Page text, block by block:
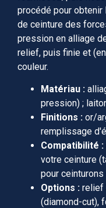
procédé pour obtenir
de ceinture des
pression en alliage
relief, puis finie et
couleur.
Matériau :
pression) ;
Finitions : or/
remplissage
Compatibilité :
votre ceinture
pour
Options : relief
(diamond-cut),